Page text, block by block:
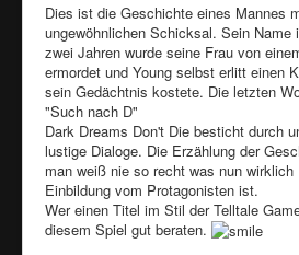
Facebook
Dies ist die Geschichte eines Mannes
ungewöhnlichen Schicksal. Sein Name
zwei Jahren wurde seine Frau von
ermordet und Young selbst erlitt einen
sein Gedächtnis kostete. Die letzten
"Such nach D"
Dark Dreams Don't Die besticht durch
lustige Dialoge. Die Erzählung der
man weiß nie so recht was nun wirklich
Einbildung vom Protagonisten ist.
Wer einen Titel im Stil der Telltale
diesem Spiel gut beraten.